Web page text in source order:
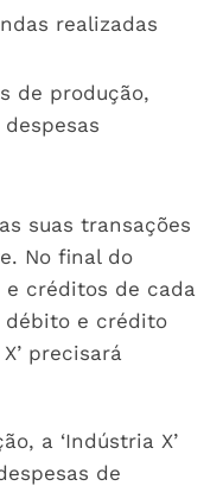
realizadas
de produção,
suas transações
No final do
créditos de cada
débito e crédito
precisará
a ‘Indústria X’
de